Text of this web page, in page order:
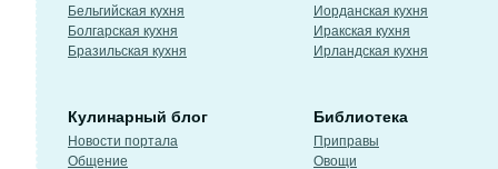
Бельгийская кухня
Болгарская кухня
Бразильская кухня
Иорданская кухня
Иракская кухня
Ирландская кухня
Кулинарный блог
Новости портала
Общение
Библиотека
Приправы
Овощи